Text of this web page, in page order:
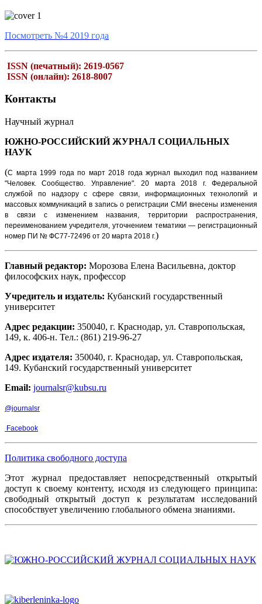
Посмотреть №4 2019 года
ISSN (печатный): 2619-0567
ISSN (онлайн): 2618-8007
Контакты
Научный журнал
ЮЖНО-РОССИЙСКИЙ ЖУРНАЛ СОЦИАЛЬНЫХ
НАУК
(С марта 1999 года по март 2018 года журнал выходил под названием
"Человек. Сообщество. Управление".20 марта 2018 г. Федеральной
службой по надзору с сфере связи, информационных технологий и
массовых коммуникаций в запись о регистрации СМИ внесены изменения
в связи с изменением названия, территории распространения,
переименованием учредителя, уточнением тематики — регистрационный
номер ПИ № ФС77-72496 от 20 марта 2018 г.)
Главный редактор: Морозова Елена Васильевна, доктор
философских наук, профессор
Учредитель и издатель: Кубанский государственный
университет
Адрес редакции: 350040, г. Краснодар, ул. Ставропольская,
149, к. 406-н. Тел.: (861) 219-96-27
Адрес издателя: 350040, г. Краснодар, ул. Ставропольская,
149. Кубанский государственный университет
Email: journalsr@kubsu.ru
@journalsr
Facebook
Политика свободного доступа
Этот журнал предоставляет непосредственный открытый
доступ к своему контенту, исходя из следующего принципа:
свободный открытый доступ к результатам исследований
способствует увеличению глобального обмена знаниями.